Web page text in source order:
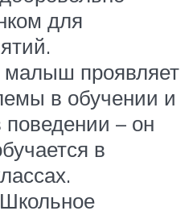
для
малыш проявляет
в обучении и
поведении – он
в